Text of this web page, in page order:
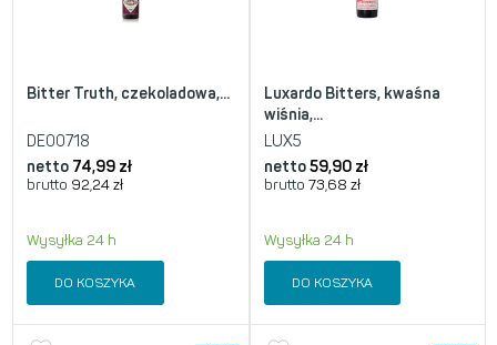
Bitter Truth, czekoladowa,...
DE00718
netto 74,99 zł
brutto 92,24 zł
Wysyłka 24 h
DO KOSZYKA
Luxardo Bitters, kwaśna
wiśnia,...
LUX5
netto 59,90 zł
brutto 73,68 zł
Wysyłka 24 h
DO KOSZYKA